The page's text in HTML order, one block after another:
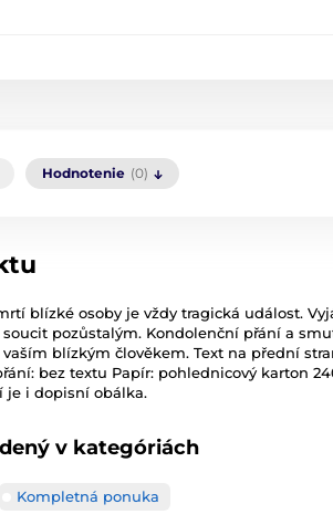
Hodnotenie (0)
blízké osoby je vždy tragická událost.
pozůstalým. Kondolenční přání a
blízkým člověkem. Text na přední
bez textu Papír: pohlednicový karton
je i dopisní obálka.
v kategóriách
Kompletná ponuka